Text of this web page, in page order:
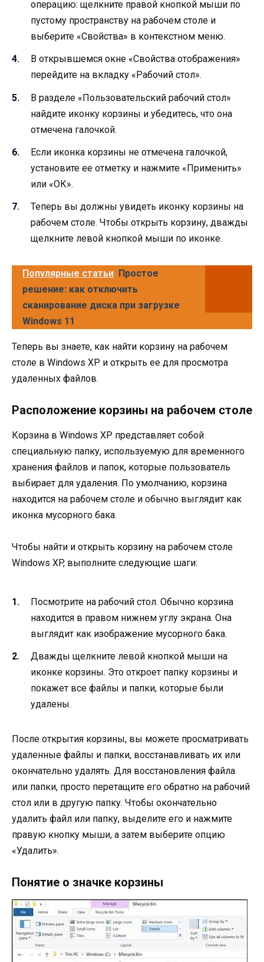
операцию: щелкните правой кнопкой мыши по
пустому пространству на рабочем столе и
выберите «Свойства» в контекстном меню.
В открывшемся окне «Свойства отображения»
перейдите на вкладку «Рабочий стол».
В разделе «Пользовательский рабочий стол»
найдите иконку корзины и убедитесь, что она
отмечена галочкой.
Если иконка корзины не отмечена галочкой,
установите ее отметку и нажмите «Применить»
или «ОК».
Теперь вы должны увидеть иконку корзины на
рабочем столе. Чтобы открыть корзину, дважды
щелкните левой кнопкой мыши по иконке.
Популярные статьи Простое
решение: как отключить
сканирование диска при загрузке
Windows 11
Теперь вы знаете, как найти корзину на рабочем
столе в Windows XP и открыть ее для просмотра
удаленных файлов.
Расположение корзины на рабочем столе
Корзина в Windows XP представляет собой
специальную папку, используемую для временного
хранения файлов и папок, которые пользователь
выбирает для удаления. По умолчанию, корзина
находится на рабочем столе и обычно выглядит как
иконка мусорного бака.
Чтобы найти и открыть корзину на рабочем столе
Windows XP, выполните следующие шаги:
Посмотрите на рабочий стол. Обычно корзина
находится в правом нижнем углу экрана. Она
выглядит как изображение мусорного бака.
Дважды щелкните левой кнопкой мыши на
иконке корзины. Это откроет папку корзины и
покажет все файлы и папки, которые были
удалены.
После открытия корзины, вы можете просматривать
удаленные файлы и папки, восстанавливать их или
окончательно удалять. Для восстановления файла
или папки, просто перетащите его обратно на рабочий
стол или в другую папку. Чтобы окончательно
удалить файл или папку, выделите его и нажмите
правую кнопку мыши, а затем выберите опцию
«Удалить».
Понятие о значке корзины